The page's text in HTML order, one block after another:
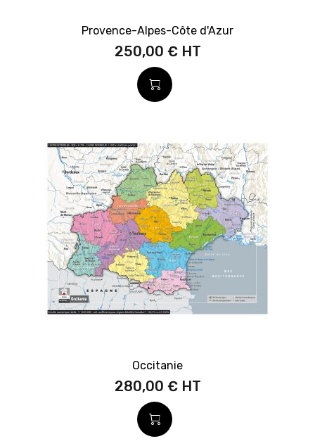
Provence-Alpes-Côte d'Azur
250,00 €
Occitanie
280,00 €